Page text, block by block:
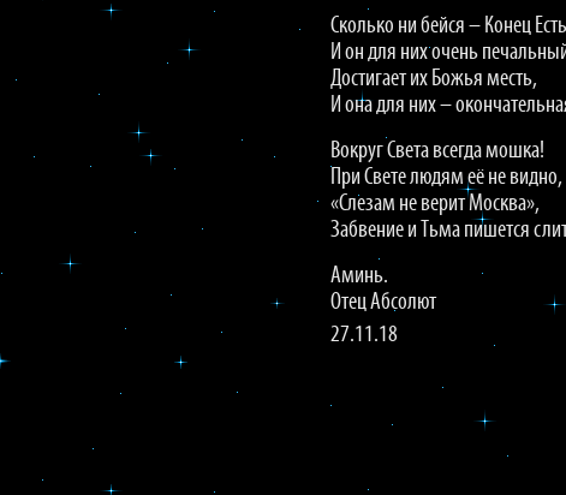
Сколько ни бейся – Конец
И он для них очень
Достигает их Божья месть,
И она для них –
Вокруг Света всегда мошка!
При Свете людям её не видно,
«Слезам не верит Москва»,
Забвение и Тьма пишется
Аминь.
Отец Абсолют
27.11.18